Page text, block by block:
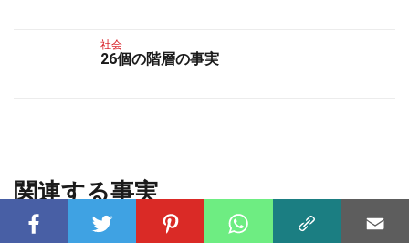
社会
26個の階層の事実
関連する事実